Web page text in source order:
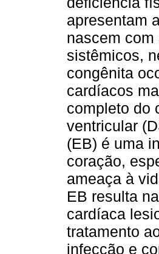
apresentam
nascem
sistêmicos,
congênita
cardíacos
completo do
ventricular
(EB) é uma
coração,
ameaça à
EB resulta
cardíaca
tratamento
infecção e